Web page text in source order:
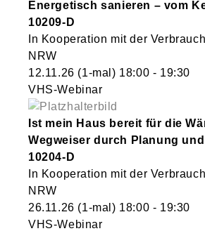
Energetisch sanieren – vom
10209-D
In Kooperation mit der
NRW
12.11.26 (1-mal) 18:00 - 19:30
VHS-Webinar
Ist mein Haus bereit für die
Wegweiser durch Planung
10204-D
In Kooperation mit der
NRW
26.11.26 (1-mal) 18:00 - 19:30
VHS-Webinar